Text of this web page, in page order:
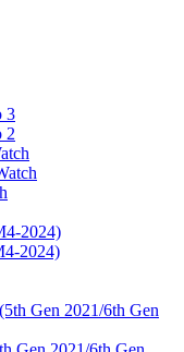
3
2
2024)
2024)
Gen 2021/6th Gen